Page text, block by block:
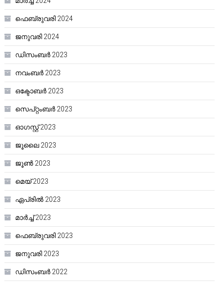
ഫെബ്രുവരി 2024
ജനുവരി 2024
ഡിസംബർ 2023
നവംബർ 2023
ഒക്ടോബർ 2023
സെപ്റ്റംബർ 2023
ഓഗസ്റ്റ്‌ 2023
ജൂലൈ 2023
ജൂൺ 2023
മെയ്‌ 2023
ഏപ്രിൽ 2023
മാർച്ച്‌ 2023
ഫെബ്രുവരി 2023
ജനുവരി 2023
ഡിസംബർ 2022